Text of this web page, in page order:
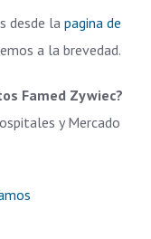
desde lapagina de
a la brevedad.
Famed Zywiec?
y Mercado